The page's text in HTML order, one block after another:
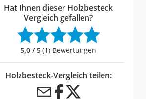
Hat Ihnen dieser Holzbesteck
Vergleich gefallen?
5,0 / 5 (1) Bewertungen
Holzbesteck-Vergleich teilen: